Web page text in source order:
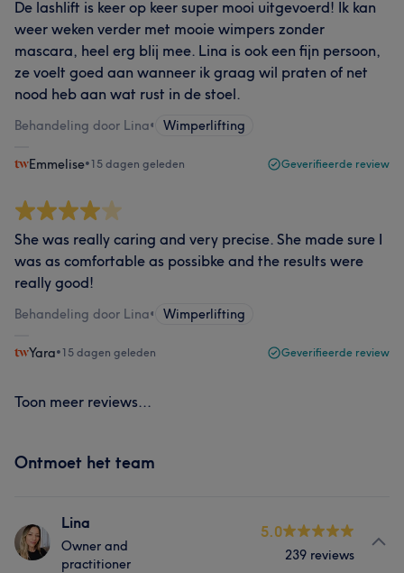
De lashlift is keer op keer super mooi uitgevoerd! Ik kan
weer weken verder met mooie wimpers zonder
mascara, heel erg blij mee. Lina is ook een fijn persoon,
ze voelt goed aan wanneer ik graag wil praten of net
nood heb aan wat rust in de stoel.
Behandeling door Lina• Wimperlifting
Emmelise•15 dagen geleden Geverifieerde review
She was really caring and very precise. She made sure I
was as comfortable as possibke and the results were
really good!
Behandeling door Lina• Wimperlifting
Yara•15 dagen geleden Geverifieerde review
Toon meer reviews...
Ontmoet het team
Lina
Owner and
practitioner
5.0
239 reviews